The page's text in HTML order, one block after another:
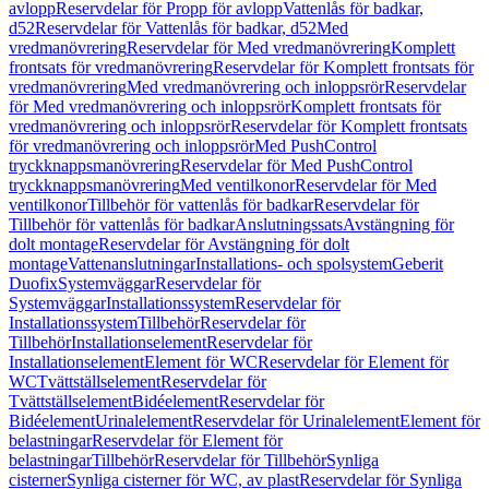
avloppReservdelar för Propp för avloppVattenlås för badkar,
d52Reservdelar för Vattenlås för badkar, d52Med
vredmanövreringReservdelar för Med vredmanövreringKomplett
frontsats för vredmanövreringReservdelar för Komplett frontsats för
vredmanövreringMed vredmanövrering och inloppsrörReservdelar
för Med vredmanövrering och inloppsrörKomplett frontsats för
vredmanövrering och inloppsrörReservdelar för Komplett frontsats
för vredmanövrering och inloppsrörMed PushControl
tryckknappsmanövreringReservdelar för Med PushControl
tryckknappsmanövreringMed ventilkonorReservdelar för Med
ventilkonorTillbehör för vattenlås för badkarReservdelar för
Tillbehör för vattenlås för badkarAnslutningssatsAvstängning för
dolt montageReservdelar för Avstängning för dolt
montageVattenanslutningarInstallations- och spolsystemGeberit
DuofixSystemväggarReservdelar för
SystemväggarInstallationssystemReservdelar för
InstallationssystemTillbehörReservdelar för
TillbehörInstallationselementReservdelar för
InstallationselementElement för WCReservdelar för Element för
WCTvättställselementReservdelar för
TvättställselementBidéelementReservdelar för
BidéelementUrinalelementReservdelar för UrinalelementElement för
belastningarReservdelar för Element för
belastningarTillbehörReservdelar för TillbehörSynliga
cisternerSynliga cisterner för WC, av plastReservdelar för Synliga